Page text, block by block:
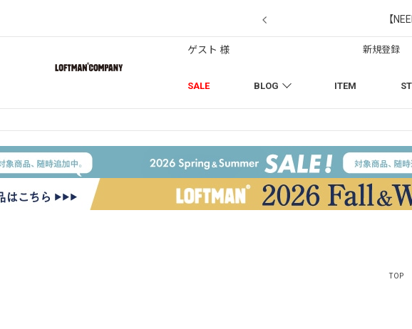
【
SALE BLOG ITEM
ゲスト 様 新規登録
TOP